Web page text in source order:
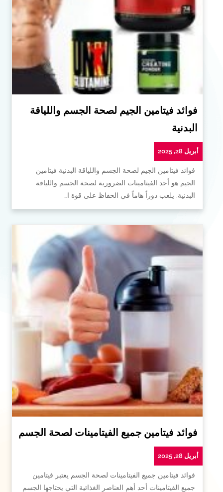
فوائد فيتامين الجيم لصحة الجسم واللياقة
البدنية
أبريل 28, 2025
فوائد فيتامين الجيم لصحة الجسم واللياقة البدنية فيتامين
الجيم هو أحد الفيتامينات الضرورية لصحة الجسم واللياقة
البدنية. يلعب دوراً هاماً في الحفاظ على قوة ا…
فوائد فيتامين جميع الفيتامينات لصحة الجسم
أبريل 28, 2025
فوائد فيتامين جميع الفيتامينات لصحة الجسم يعتبر فيتامين
جميع الفيتامينات أحد أهم العناصر الغذائية التي يحتاجها الجسم